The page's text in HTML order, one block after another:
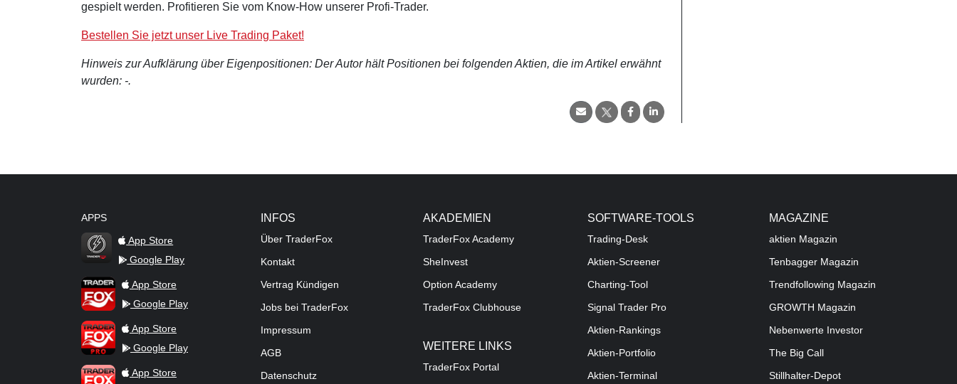
gespielt werden. Profitieren Sie vom Know-How unserer Profi-Trader.
Bestellen Sie jetzt unser Live Trading Paket!
Hinweis zur Aufklärung über Eigenpositionen: Der Autor hält Positionen bei folgenden Aktien, die im Artikel erwähnt
wurden: -.
APPS
TraderFox Flash
App Store
Google Play
TraderFox AppApp Store
Google Play
TraderFox ProApp Store
Google Play
TraderFox dpa-AFX ProFeed
App Store
INFOS
Über TraderFox
Kontakt
Vertrag Kündigen
Jobs bei TraderFox
Impressum
AGB
Datenschutz
AKADEMIEN
TraderFox Academy
SheInvest
Option Academy
TraderFox Clubhouse
WEITERE LINKS
TraderFox Portal
SOFTWARE-TOOLS
Trading-Desk
Aktien-Screener
Charting-Tool
Signal Trader Pro
Aktien-Rankings
Aktien-Portfolio
Aktien-Terminal
MAGAZINE
aktien Magazin
Tenbagger Magazin
Trendfollowing Magazin
GROWTH Magazin
Nebenwerte Investor
The Big Call
Stillhalter-Depot